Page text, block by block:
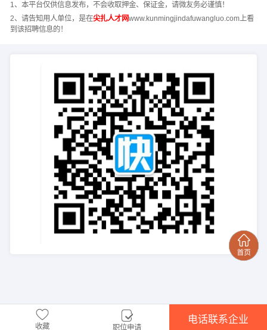
1、本平台仅供信息发布，不会收取押金、保证金，请微友务必谨慎！
2、请告知用人单位，是在尖扎人才网www.kunmingjindafuwangluo.com上看
到该招聘信息的！
收藏 职位申请
电话联系企业